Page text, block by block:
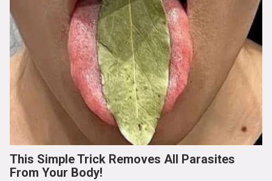
This Simple Trick Removes All Parasites
From Your Body!